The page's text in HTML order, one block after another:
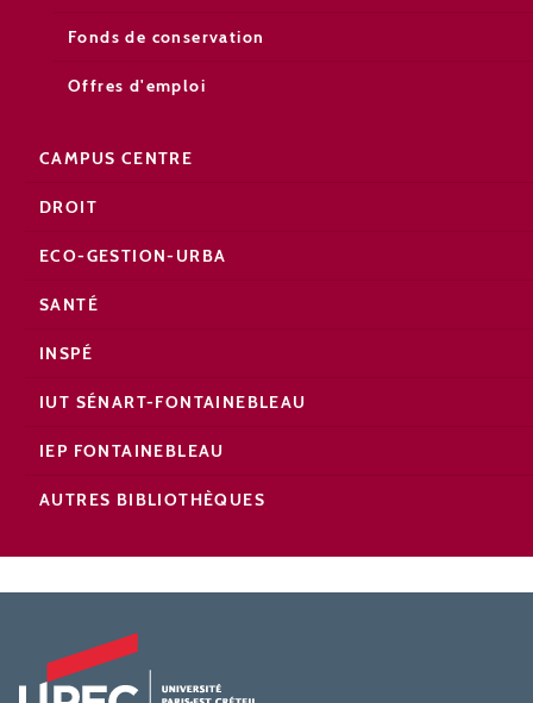
Fonds de conservation
Offres d'emploi
CAMPUS CENTRE
DROIT
ECO-GESTION-URBA
SANTÉ
INSPÉ
IUT SÉNART-FONTAINEBLEAU
IEP FONTAINEBLEAU
AUTRES BIBLIOTHÈQUES